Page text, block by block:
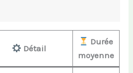
Détail
Durée
moyenne